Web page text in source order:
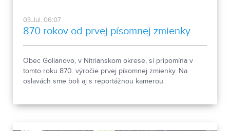
03.Jul, 06:07
870 rokov od prvej písomnej zmienky
Obec Golianovo, v Nitrianskom okrese, si pripomína v
tomto roku 870. výročie prvej písomnej zmienky. Na
oslavách sme boli aj s reportážnou kamerou.